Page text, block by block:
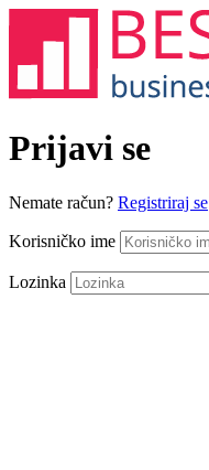
Prijavi se
Nemate račun? Registriraj se
Korisničko ime
Lozinka